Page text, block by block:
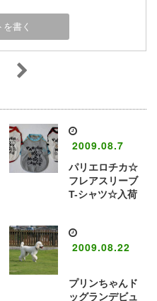
2009.08.7
パリエロチカ☆
フレアスリーブ
T-シャツ☆入荷
2009.08.22
プリンちゃんド
ッグランデビュ